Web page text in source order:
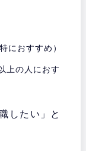
におすすめ）
上の人におす
したい」と